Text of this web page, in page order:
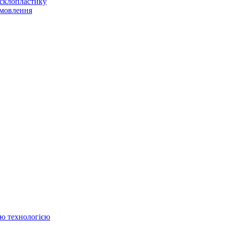
технологією